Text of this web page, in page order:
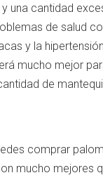
una cantidad
de salud
y la
mucho mejor
de
comprar
mucho mejores